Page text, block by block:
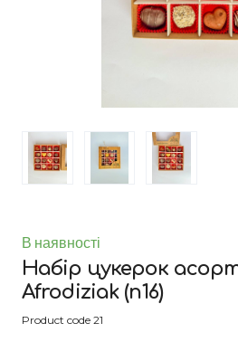
В наявності
Набір цукерок
Afrodiziak (n16)
Product code 21